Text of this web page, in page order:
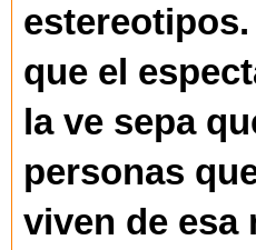
que el
la ve sepa
personas
viven de esa